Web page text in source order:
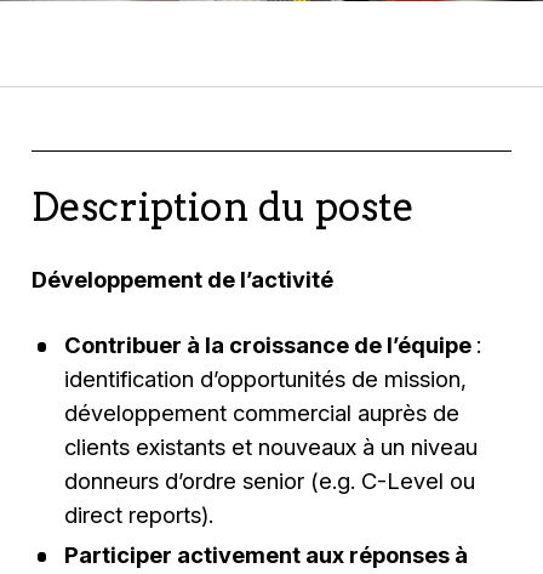
Description du poste
Développement de l’activité
Contribuer à la croissance de l’équipe :
identification d’opportunités de mission,
développement commercial auprès de
clients existants et nouveaux à un niveau
donneurs d’ordre senior (e.g. C-Level ou
direct reports).
Participer activement aux réponses à